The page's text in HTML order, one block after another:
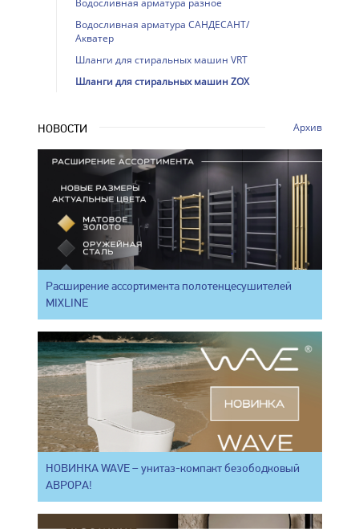
Водосливная арматура САНДЕСАНТ/
Акватер
Шланги для стиральных машин VRT
Шланги для стиральных машин ZOX
НОВОСТИ Архив
Расширение ассортимента полотенцесушителей
MIXLINE
НОВИНКА WAVE – унитаз-компакт безободковый
АВРОРА!